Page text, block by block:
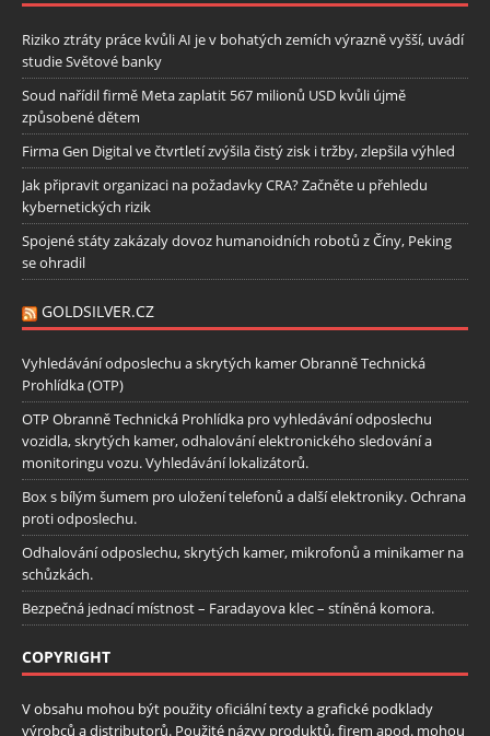
Riziko ztráty práce kvůli AI je v bohatých zemích výrazně vyšší, uvádí
studie Světové banky
Soud nařídil firmě Meta zaplatit 567 milionů USD kvůli újmě
způsobené dětem
Firma Gen Digital ve čtvrtletí zvýšila čistý zisk i tržby, zlepšila výhled
Jak připravit organizaci na požadavky CRA? Začněte u přehledu
kybernetických rizik
Spojené státy zakázaly dovoz humanoidních robotů z Číny, Peking
se ohradil
GOLDSILVER.CZ
Vyhledávání odposlechu a skrytých kamer Obranně Technická
Prohlídka (OTP)
OTP Obranně Technická Prohlídka pro vyhledávání odposlechu
vozidla, skrytých kamer, odhalování elektronického sledování a
monitoringu vozu. Vyhledávání lokalizátorů.
Box s bílým šumem pro uložení telefonů a další elektroniky. Ochrana
proti odposlechu.
Odhalování odposlechu, skrytých kamer, mikrofonů a minikamer na
schůzkách.
Bezpečná jednací místnost – Faradayova klec – stíněná komora.
COPYRIGHT
V obsahu mohou být použity oficiální texty a grafické podklady
výrobců a distributorů. Použité názvy produktů, firem apod. mohou